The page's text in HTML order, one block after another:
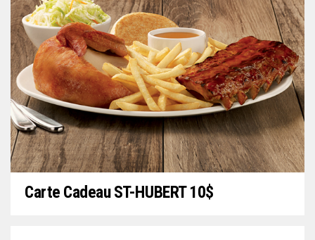
Carte Cadeau ST-HUBERT 10$